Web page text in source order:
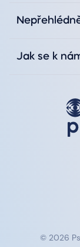
Jak se k
© 2026